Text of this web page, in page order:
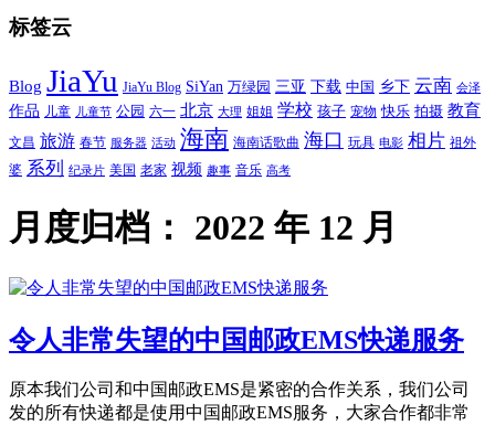
标签云
Blog JiaYu JiaYu Blog SiYan 万绿园 三亚 下载 中国 乡下 云南 会泽
作品 儿童 儿童节 公园 六一 北京 大理 姐姐 学校 孩子 宠物 快乐 拍摄 教育
文昌 旅游 春节 服务器 活动 海南 海南话歌曲 海口 玩具 电影 相片 祖外
婆 系列 纪录片 美国 老家 视频 趣事 音乐 高考
月度归档： 2022 年 12 月
令人非常失望的中国邮政EMS快递服务
原本我们公司和中国邮政EMS是紧密的合作关系，我们公司
发的所有快递都是使用中国邮政EMS服务，大家合作都非常